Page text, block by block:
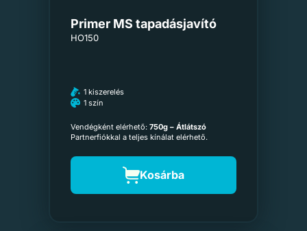
Primer MS tapadásjavító
HO150
1 kiszerelés
1 szín
Vendégként elérhető: 750g – Átlátszó
Partnerfiókkal a teljes kínálat elérhető.
Kosárba